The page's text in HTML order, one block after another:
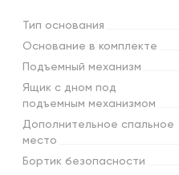
Тип основания
Основание в комплекте
Подъемный механизм
Ящик с дном под
подъемным механизмом
Дополнительное спальное
место
Бортик безопасности